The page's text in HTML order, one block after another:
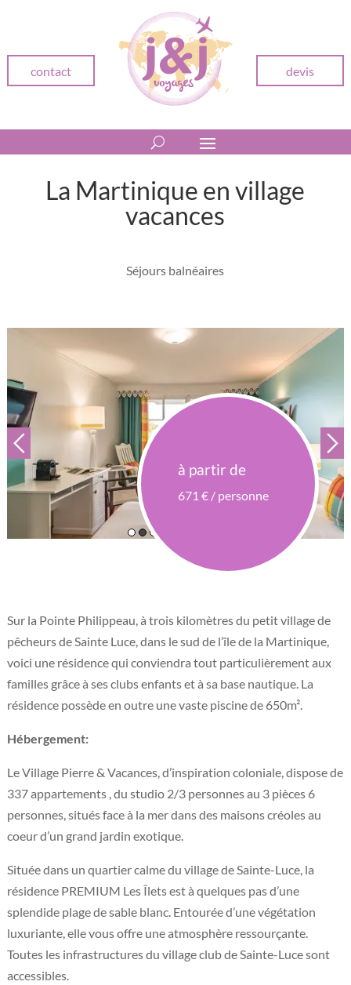
contact devis
La Martinique en village
vacances
Séjours balnéaires
à partir de
671 € / personne
Sur la Pointe Philippeau, à trois kilomètres du petit village de
pêcheurs de Sainte Luce, dans le sud de l’île de la Martinique,
voici une résidence qui conviendra tout particulièrement aux
familles grâce à ses clubs enfants et à sa base nautique. La
résidence possède en outre une vaste piscine de 650m².
Hébergement:
Le Village Pierre & Vacances, d’inspiration coloniale, dispose de
337 appartements , du studio 2/3 personnes au 3 pièces 6
personnes, situés face à la mer dans des maisons créoles au
coeur d’un grand jardin exotique.
Située dans un quartier calme du village de Sainte-Luce, la
résidence PREMIUM Les Îlets est à quelques pas d’une
splendide plage de sable blanc. Entourée d’une végétation
luxuriante, elle vous offre une atmosphère ressourçante.
Toutes les infrastructures du village club de Sainte-Luce sont
accessibles.